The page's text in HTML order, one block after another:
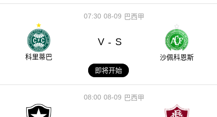
08-09
07:30 巴西甲
科里蒂巴
V - S
沙佩科恩斯
即将开始
08-09
08:00 巴西甲